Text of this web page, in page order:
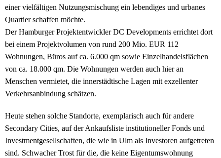
einer vielfältigen Nutzungsmischung ein lebendiges und urbanes
Quartier schaffen möchte.
Der Hamburger Projektentwickler DC Developments errichtet dort
bei einem Projektvolumen von rund 200 Mio. EUR 112
Wohnungen, Büros auf ca. 6.000 qm sowie Einzelhandelsflächen
von ca. 18.000 qm. Die Wohnungen werden auch hier an
Menschen vermietet, die innerstädtische Lagen mit exzellenter
Verkehrsanbindung schätzen.
Heute stehen solche Standorte, exemplarisch auch für andere
Secondary Cities, auf der Ankaufsliste institutioneller Fonds und
Investmentgesellschaften, die wie in Ulm als Investoren aufgetreten
sind. Schwacher Trost für die, die keine Eigentumswohnung